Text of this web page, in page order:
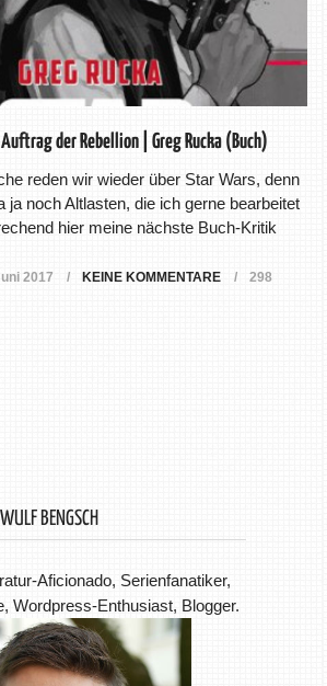
der Rebellion | Greg Rucka (Buch)
reden wir wieder über Star Wars, denn
ja noch Altlasten, die ich gerne bearbeitet
hier meine nächste Buch-Kritik
2017 KEINE KOMMENTARE
298
BENGSCH
Aficionado, Serienfanatiker,
Wordpress-Enthusiast, Blogger.